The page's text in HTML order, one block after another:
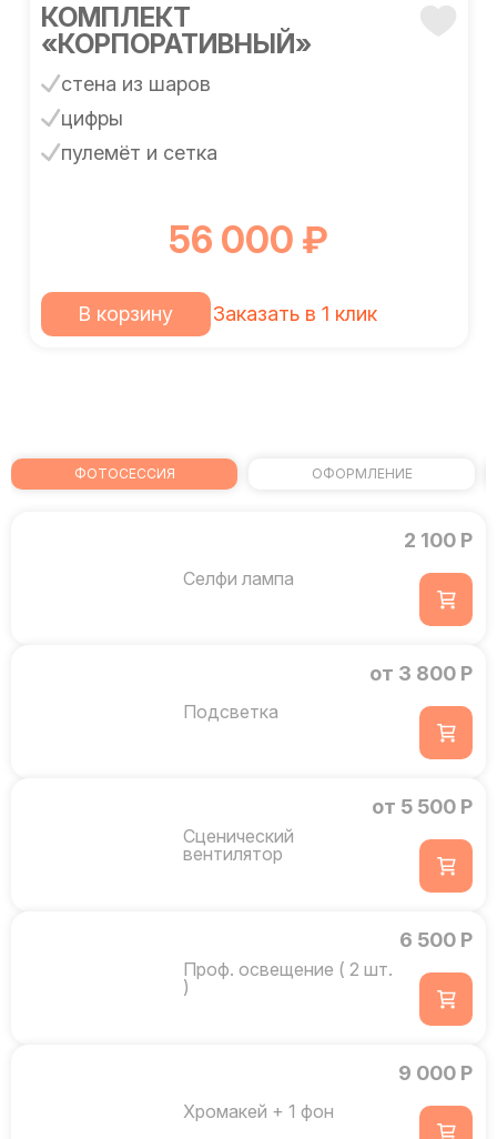
КОМПЛЕКТ
«КОРПОРАТИВНЫЙ»
стена из шаров
цифры
пулемёт и сетка
56 000 ₽
В корзину Заказать в 1 клик
ФОТОСЕССИЯ ОФОРМЛЕНИЕ
Селфи лампа
2 100 Р
Подсветка
от 3 800 Р
Сценический
вентилятор
от 5 500 Р
Проф. освещение ( 2 шт.
)
6 500 Р
Хромакей + 1 фон
9 000 Р